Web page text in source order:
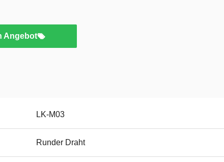
Angebot
LK-M03
Runder Draht